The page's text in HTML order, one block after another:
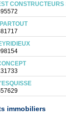
CONSTRUCTEURS
immobiliers